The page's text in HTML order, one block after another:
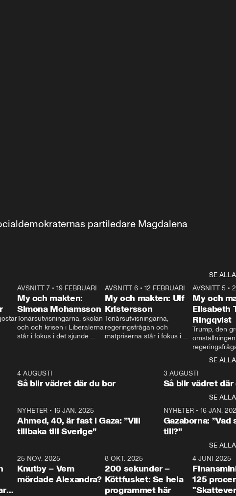
partiledare Magdalena
SE ALLA
vi
24:30
AVSNITT 7• 19 FEBRUARI
My och makten:
Simona Mohamsson
Tonårsutvisningarna, skolan
och och krisen i Liberalerna
står i fokus i det sjunde
kommentator My
Rohwedder ställer
utbildnings- och
Mohamsson till svars.
27:30
AVSNITT 6 •12 FEBRUARI
My och makten: Ulf
Kristersson
Tonårsutvisningarna,
regeringsfrågan och
matpriserna står i fokus i
Rohwedder ställer
statsminister Ulf Kristersson
AVSNITT 5 •
My och
Elisabeth
Ringqvist
Trump, den
centrum i
avsnittet av
Makten”. Se
Aftonbladets
Rohwedder
Thand Ring
SE ALLA
4 AUGUSTI
Så blir vädret där du bor
3 AUGUSTI
Så blir vädret där
SE ALLA
NYHETER• 16 JAN. 2025
Ahmed, 40, är fast i Gaza: ”Vill
tillbaka till Sverige”
NYHETER• 16 JAN.
Gazaborna:
till?”
SE ALLA
31:05
25 NOV. 2025
Knutby – Vem
mördade Alexandra?
4:29
8 OKT. 2025
200 sekunder –
Köttfusket: Se hela
programmet här
4 JUNI 2025
125